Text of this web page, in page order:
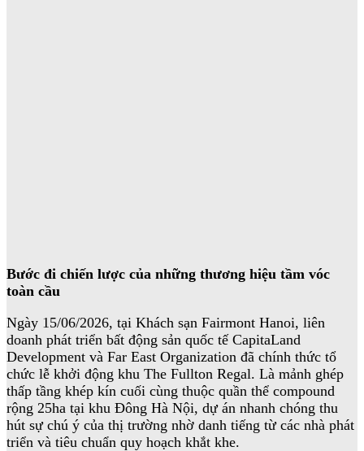
Bước đi chiến lược của những thương hiệu tầm vóc
toàn cầu
Ngày 15/06/2026, tại Khách sạn Fairmont Hanoi, liên
doanh phát triển bất động sản quốc tế CapitaLand
Development và Far East Organization đã chính thức tổ
chức lễ khởi động khu The Fullton Regal. Là mảnh ghép
thấp tầng khép kín cuối cùng thuộc quần thể compound
rộng 25ha tại khu Đông Hà Nội, dự án nhanh chóng thu
hút sự chú ý của thị trường nhờ danh tiếng từ các nhà phát
triển và tiêu chuẩn quy hoạch khắt khe.